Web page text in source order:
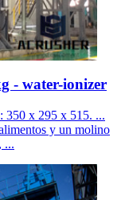
- water-ionizer
350 x 295 x 515. ...
y un molino
...